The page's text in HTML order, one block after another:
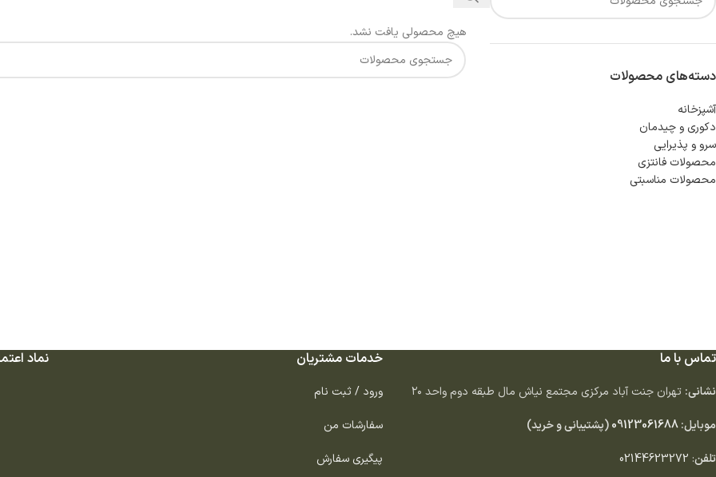
دسته‌های محصولات
آشپزخانه
دكورى و چيدمان
سرو و پذيرايى
محصولات فانتزی
محصولات مناسبتی
هیچ محصولی یافت نشد.
تماس با ما
نشانی: تهران جنت آباد مركزى مجتمع نياش مال طبقه دوم واحد ٢٠
موبایل:09123061688(پشتیبانی و خرید)
تلفن:
02144623272
خدمات مشتریان
ورود / ثبت نام
سفارشات من
پیگیری سفارش
نماد